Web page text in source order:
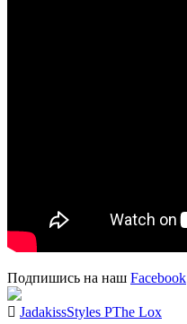
Подпишись на наш Facebook
JadakissStyles PThe Lox